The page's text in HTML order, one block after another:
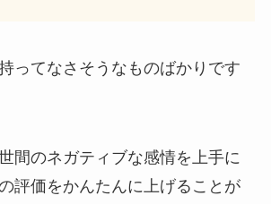
ってなさそうなものばかりです
間のネガティブな感情を上手に
評価をかんたんに上げることが